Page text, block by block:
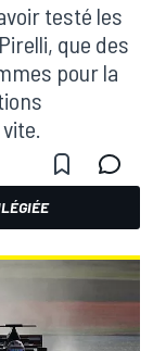
testé les
que des
pour la